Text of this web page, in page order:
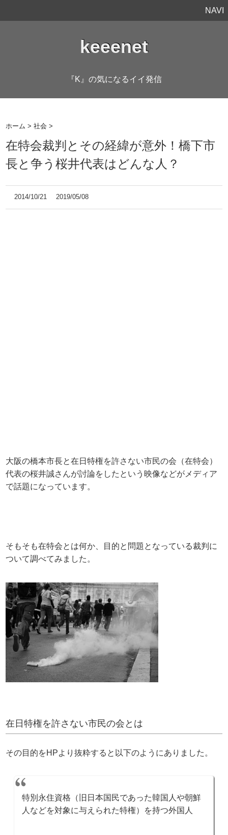
NAVI
keeenet
『K』の気になるイイ発信
ホーム >社会 >
在特会裁判とその経緯が意外！橋下市
長と争う桜井代表はどんな人？
2014/10/21 2019/05/08
大阪の橋本市長と在日特権を許さない市民の会（在特会）
代表の桜井誠さんが討論をしたという映像などがメディア
で話題になっています。
そもそも在特会とは何か、目的と問題となっている裁判に
ついて調べてみました。
在日特権を許さない市民の会とは
その目的をHPより抜粋すると以下のようにありました。
特別永住資格（旧日本国民であった韓国人や朝鮮
人などを対象に与えられた特権）を持つ外国人